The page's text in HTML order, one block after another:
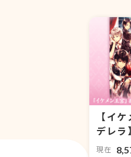
【イ
デレラ
ス◆も
現在